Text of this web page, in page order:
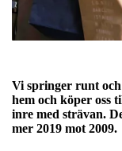
Vi springer runt
hem och köper oss
inre med strävan.
mer 2019 mot 2009.